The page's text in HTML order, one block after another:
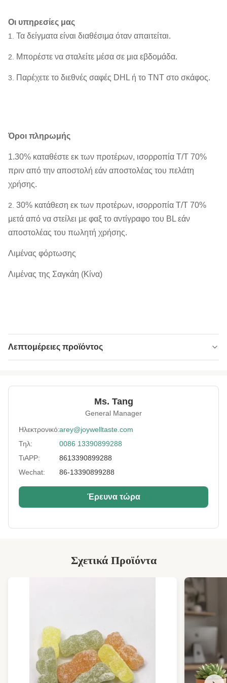
Οι υπηρεσίες μας
1. Τα δείγματα είναι διαθέσιμα όταν απαιτείται.
2. Μπορέστε να σταλείτε μέσα σε μια εβδομάδα.
3. Παρέχετε το διεθνές σαφές DHL ή το TNT στο σκάφος.
Όροι πληρωμής
1.30% καταθέστε εκ των προτέρων, ισορροπία T/T 70%
πριν από την αποστολή εάν αποστολέας του πελάτη
χρήσης.
2. 30% κατάθεση εκ των προτέρων, ισορροπία T/T 70%
μετά από να στείλει με φαξ το αντίγραφο του BL εάν
αποστολέας του πωλητή χρήσης.
Λιμένας φόρτωσης
Λιμένας της Σαγκάη (Κίνα)
Λεπτομέρειες προϊόντος
λιανοπωλητών
Wasabi, τσίλι, cajun, σκόρδο, καρύδα, suy
σάλτσα.
Expiration Date: 12 Μήνες
Delivery:
Payment: T/T, L/C, Paypal, κ.λπ.
Lead Time: εντός 25 ημερών
Certificate: BRC, HALAL, HACCP, KOSHER
Discount:
Ms. Tang
General Manager
Ηλεκτρονικό:arey@joywelltaste.com
Τηλ:
0086 13390899288
ΤιAPP:
8613390899288
Wechat:
86-13390899288
Έρευνα τώρα
Σχετικά Προϊόντα